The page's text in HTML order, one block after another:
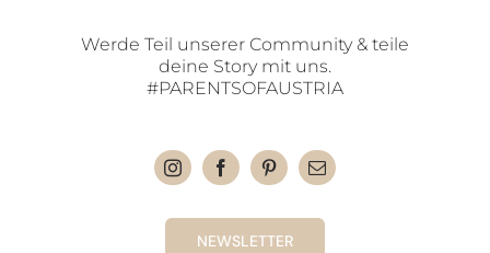
Werde Teil unserer Community & teile
deine Story mit uns.
#PARENTSOFAUSTRIA
NEWSLETTER